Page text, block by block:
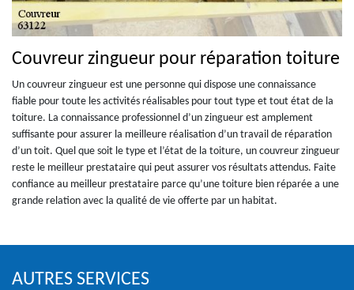
Couvreur zingueur pour réparation toiture
Un couvreur zingueur est une personne qui dispose une connaissance
fiable pour toute les activités réalisables pour tout type et tout état de la
toiture. La connaissance professionnel d’un zingueur est amplement
suffisante pour assurer la meilleure réalisation d’un travail de réparation
d’un toit. Quel que soit le type et l’état de la toiture, un couvreur zingueur
reste le meilleur prestataire qui peut assurer vos résultats attendus. Faite
confiance au meilleur prestataire parce qu’une toiture bien réparée a une
grande relation avec la qualité de vie offerte par un habitat.
AUTRES SERVICES